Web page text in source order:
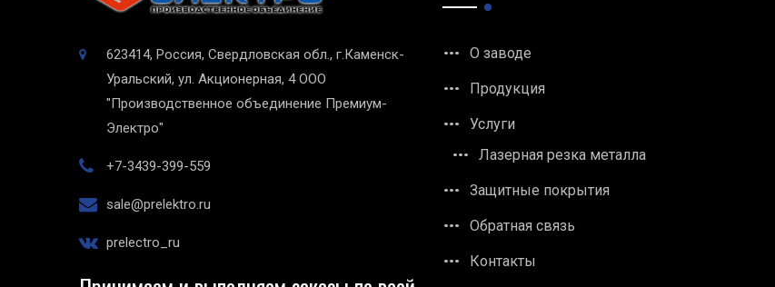
623414, Россия, Свердловская обл., г.Каменск-
Уральский, ул. Акционерная, 4 ООО
"Производственное объединение Премиум-
Электро"
+7-3439-399-559
sale@prelektro.ru
prelectro_ru
О заводе
Продукция
Услуги
Лазерная резка металла
Защитные покрытия
Обратная связь
Контакты